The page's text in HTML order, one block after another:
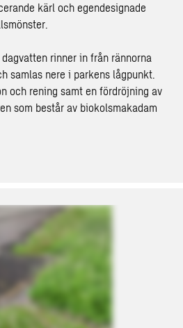
kärl och egendesignade
rinner in från rännorna
samlas nere i parkens lågpunkt.
och rening samt en fördröjning av
som består av biokolsmakadam